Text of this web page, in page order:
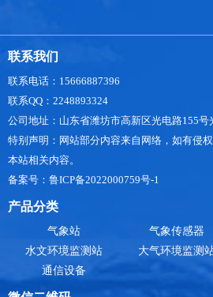
联系我们
联系电话：15666887396
联系QQ：2248893324
公司地址：山东省潍坊市高新区光电路155号
特别声明：网站部分内容来自网络，如有侵
本站相关内容。
备案号：鲁ICP备2022000759号-1
产品分类
气象站 气象传感器
水文环境监测站
大气环境监测
通信设备